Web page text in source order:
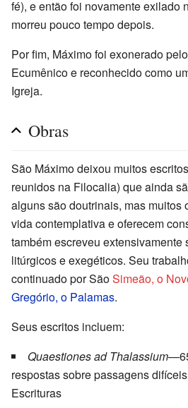
fé), e então foi novamente exilado
morreu pouco tempo depois.
Por fim, Máximo foi exonerado
Ecumênico e reconhecido como
Igreja.
Obras
São Máximo deixou muitos
reunidos na Filocalia) que ainda
alguns são doutrinais, mas muitos
vida contemplativa e oferecem
também escreveu extensivamente
litúrgicos e exegéticos. Seu
continuado por SãoSimeão, o
Gregório, o Palamas.
Seus escritos incluem:
Quaestiones ad Thalassium
respostas sobre passagens
Escrituras